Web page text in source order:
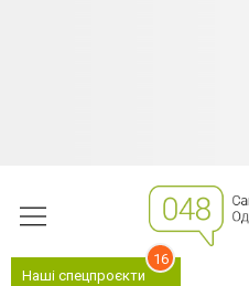
Наші спецпроєкти
16